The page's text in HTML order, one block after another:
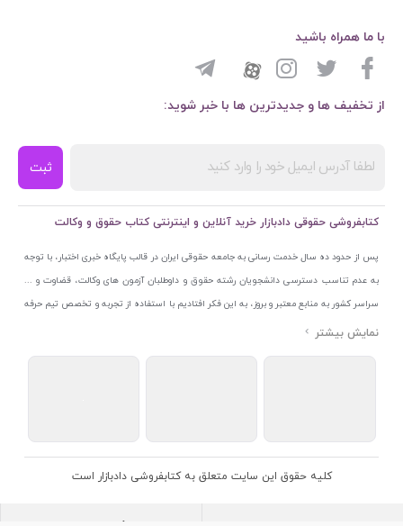
از تخفیف ها و جدیدترین ها با خبر شوید:
ثبت
با ما همراه باشید
کتابفروشی حقوقی دادبازار خرید آنلاین و اینترنتی کتاب حقوق و وکالت
پس از حدود ده سال خدمت رسانی به جامعه حقوقی ایران در قالب پایگاه خبری اختبار، با توجه
به عدم تناسب دسترسی دانشجویان رشته حقوق و داوطلبان آزمون های وکالت، قضاوت و ...
سراسر کشور به منابع معتبر و بروز، به این فکر افتادیم با استفاده از تجربه و تخصص تیم حرفه
ای اختبار خدمتی جدید به جامعه حقوقی ایران ارائه کنیم. به این منظور با راه اندازی و تجهیز
اتحادیه ناشران و کتابفروشان تهران به منظور ارائه مطمئن ترین خدمات مجموعه بسیار کامل و
معتبری از کتاب های حقوقی را به علاقمندان عرضه کرده ایم. علاوه بر این با بهره گیری از فناوری
کلیه حقوق این سایت متعلق به کتابفروشی دادبازار است